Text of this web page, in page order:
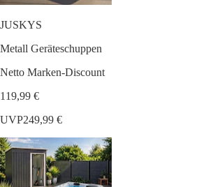
JUSKYS
Metall Geräteschuppen
Netto Marken-Discount
119,99 €
UVP249,99 €